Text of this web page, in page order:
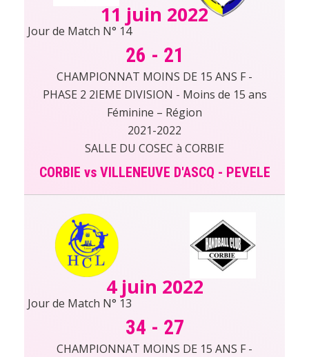
11 juin 2022
Jour de Match N° 14
26 - 21
CHAMPIONNAT MOINS DE 15 ANS F -
PHASE 2 2IEME DIVISION - Moins de 15 ans
Féminine – Région
2021-2022
SALLE DU COSEC à CORBIE
CORBIE vs VILLENEUVE D'ASCQ - PEVELE
4 juin 2022
Jour de Match N° 13
34 - 27
CHAMPIONNAT MOINS DE 15 ANS F -